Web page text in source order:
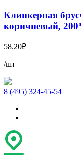
Клинкерная
коричневый,
58.20₽
/шт
8 (495) 324-45-54